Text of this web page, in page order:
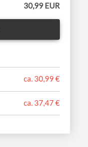
30,99 EUR
ca. 30,99 €
ca. 37,47 €